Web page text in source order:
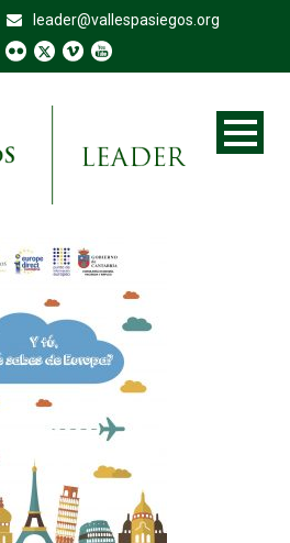
leader@vallespasiegos.org